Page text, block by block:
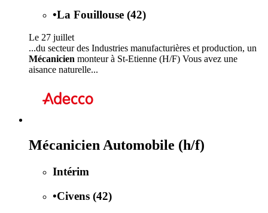
•La Fouillouse (42)
Le 27 juillet
...du secteur des Industries manufacturières et production, un
Mécanicien monteur à St-Etienne (H/F) Vous avez une
aisance naturelle...
Mécanicien Automobile (h/f)
Intérim
•Civens (42)